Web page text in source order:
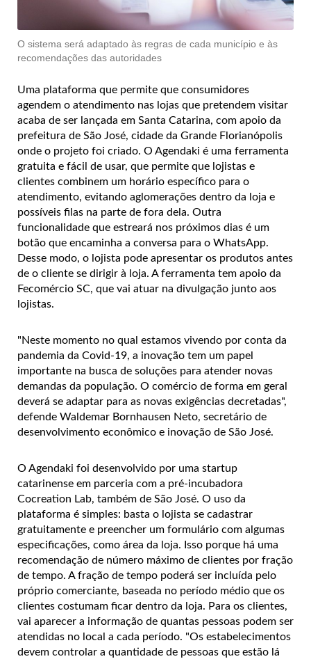
O sistema será adaptado às regras de cada município e às
recomendações das autoridades
Uma plataforma que permite que consumidores
agendem o atendimento nas lojas que pretendem visitar
acaba de ser lançada em Santa Catarina, com apoio da
prefeitura de São José, cidade da Grande Florianópolis
onde o projeto foi criado. O Agendaki é uma ferramenta
gratuita e fácil de usar, que permite que lojistas e
clientes combinem um horário específico para o
atendimento, evitando aglomerações dentro da loja e
possíveis filas na parte de fora dela. Outra
funcionalidade que estreará nos próximos dias é um
botão que encaminha a conversa para o WhatsApp.
Desse modo, o lojista pode apresentar os produtos antes
de o cliente se dirigir à loja. A ferramenta tem apoio da
Fecomércio SC, que vai atuar na divulgação junto aos
lojistas.
"Neste momento no qual estamos vivendo por conta da
pandemia da Covid-19, a inovação tem um papel
importante na busca de soluções para atender novas
demandas da população. O comércio de forma em geral
deverá se adaptar para as novas exigências decretadas",
defende Waldemar Bornhausen Neto, secretário de
desenvolvimento econômico e inovação de São José.
O Agendaki foi desenvolvido por uma startup
catarinense em parceria com a pré-incubadora
Cocreation Lab, também de São José. O uso da
plataforma é simples: basta o lojista se cadastrar
gratuitamente e preencher um formulário com algumas
especificações, como área da loja. Isso porque há uma
recomendação de número máximo de clientes por fração
de tempo. A fração de tempo poderá ser incluída pelo
próprio comerciante, baseada no período médio que os
clientes costumam ficar dentro da loja. Para os clientes,
vai aparecer a informação de quantas pessoas podem ser
atendidas no local a cada período. "Os estabelecimentos
devem controlar a quantidade de pessoas que estão lá